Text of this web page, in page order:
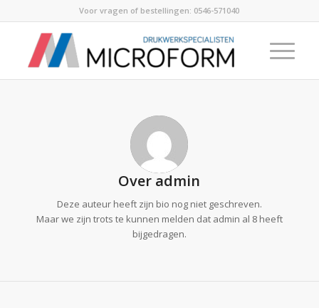
Voor vragen of bestellingen: 0546-571040
Over admin
Deze auteur heeft zijn bio nog niet geschreven.
Maar we zijn trots te kunnen melden dat admin al 8 heeft
bijgedragen.